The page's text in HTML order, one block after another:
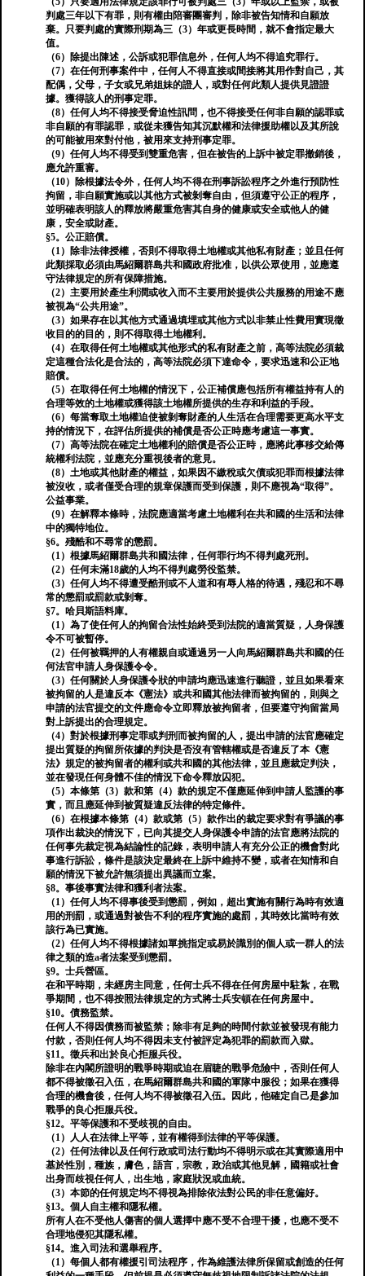
判處三年以下有罪，則有權由陪審團審判，除非被告知情和自願放
棄。只要判處的實際刑期為三（3）年或更長時間，就不會指定最大
值。
（6）除提出陳述，公訴或犯罪信息外，任何人均不得追究罪行。
（7）在任何刑事案件中，任何人不得直接或間接將其用作對自己，其
配偶，父母，子女或兄弟姐妹的證人，或對任何此類人提供見證證
據。獲得該人的刑事定罪。
（8）任何人均不得接受脅迫性訊問，也不得接受任何非自願的認罪或
非自願的有罪認罪，或從未獲告知其沉默權和法律援助權以及其所說
的可能被用來對付他，被用來支持刑事定罪。
（9）任何人均不得受到雙重危害，但在被告的上訴中被定罪撤銷後，
應允許重審。
（10）除根據法令外，任何人均不得在刑事訴訟程序之外進行預防性
拘留，非自願實施或以其他方式被剝奪自由，但須遵守公正的程序，
並明確表明該人的釋放將嚴重危害其自身的健康或安全或他人的健
康，安全或財產。
§5。公正賠償。
（1）除非法律授權，否則不得取得土地權或其他私有財產；並且任何
此類採取必須由馬紹爾群島共和國政府批准，以供公眾使用，並應遵
守法律規定的所有保障措施。
（2）主要用於產生利潤或收入而不主要用於提供公共服務的用途不應
被視為“公共用途”。
（3）如果存在以其他方式通過填埋或其他方式以非禁止性費用實現徵
收目的的目的，則不得取得土地權利。
（4）在取得任何土地權或其他形式的私有財產之前，高等法院必須裁
定這種合法化是合法的，高等法院必須下達命令，要求迅速和公正地
賠償。
（5）在取得任何土地權的情況下，公正補償應包括所有權益持有人的
合理等效的土地權或獲得該土地權所提供的生存和利益的手段。
（6）每當奪取土地權迫使被剝奪財產的人生活在合理需要更高水平支
持的情況下，在評估所提供的補償是否公正時應考慮這一事實。
（7）高等法院在確定土地權利的賠償是否公正時，應將此事移交給傳
統權利法院，並應充分重視後者的意見。
（8）土地或其他財產的權益，如果因不繳稅或欠債或犯罪而根據法律
被沒收，或者僅受合理的規章保護而受到保護，則不應視為“取得”。
公益事業。
（9）在解釋本條時，法院應適當考慮土地權利在共和國的生活和法律
中的獨特地位。
§6。殘酷和不尋常的懲罰。
（1）根據馬紹爾群島共和國法律，任何罪行均不得判處死刑。
（2）任何未滿18歲的人均不得判處勞役監禁。
（3）任何人均不得遭受酷刑或不人道和有辱人格的待遇，殘忍和不尋
常的懲罰或罰款或剝奪。
§7。哈貝斯語料庫。
（1）為了使任何人的拘留合法性始終受到法院的適當質疑，人身保護
令不可被暫停。
（2）任何被羈押的人有權親自或通過另一人向馬紹爾群島共和國的任
何法官申請人身保護令令。
（3）任何關於人身保護令狀的申請均應迅速進行聽證，並且如果看來
被拘留的人是違反本《憲法》或共和國其他法律而被拘留的，則與之
申請的法官提交的文件應命令立即釋放被拘留者，但要遵守拘留當局
對上訴提出的合理規定。
（4）對於根據刑事定罪或判刑而被拘留的人，提出申請的法官應確定
提出質疑的拘留所依據的判決是否沒有管轄權或是否違反了本《憲
法》規定的被拘留者的權利或共和國的其他法律，並且應裁定判決，
並在發現任何身體不佳的情況下命令釋放囚犯。
（5）本條第（3）款和第（4）款的規定不僅應延伸到申請人監護的事
實，而且應延伸到被質疑違反法律的特定條件。
（6）在根據本條第（4）款或第（5）款作出的裁定要求對有爭議的事
項作出裁決的情況下，已向其提交人身保護令申請的法官應將法院的
任何事先裁定視為結論性的記錄，表明申請人有充分公正的機會對此
事進行訴訟，條件是該決定最終在上訴中維持不變，或者在知情和自
願的情況下被允許無須提出異議而立案。
§8。事後事實法律和獲利者法案。
（1）任何人均不得事後受到懲罰，例如，超出實施有關行為時有效適
用的刑罰，或通過對被告不利的程序實施的處罰，其時效比當時有效
該行為已實施。
（2）任何人均不得根據諸如單挑指定或易於識別的個人或一群人的法
律之類的造a者法案受到懲罰。
§9。士兵營區。
在和平時期，未經房主同意，任何士兵不得在任何房屋中駐紮，在戰
爭期間，也不得按照法律規定的方式將士兵安頓在任何房屋中。
§10。債務監禁。
任何人不得因債務而被監禁；除非有足夠的時間付款並被發現有能力
付款，否則任何人均不得因未支付被評定為犯罪的罰款而入獄。
§11。徵兵和出於良心拒服兵役。
除非在內閣所證明的戰爭時期或迫在眉睫的戰爭危險中，否則任何人
都不得被徵召入伍，在馬紹爾群島共和國的軍隊中服役；如果在獲得
合理的機會後，任何人均不得被徵召入伍。因此，他確定自己是參加
戰爭的良心拒服兵役。
§12。平等保護和不受歧視的自由。
（1）人人在法律上平等，並有權得到法律的平等保護。
（2）任何法律以及任何行政或司法行動均不得明示或在其實際適用中
基於性別，種族，膚色，語言，宗教，政治或其他見解，國籍或社會
出身而歧視任何人，出生地，家庭狀況或血統。
（3）本節的任何規定均不得視為排除依法對公民的非任意偏好。
§13。個人自主權和隱私權。
所有人在不受他人傷害的個人選擇中應不受不合理干擾，也應不受不
合理地侵犯其隱私權。
§14。進入司法和選舉程序。
（1）每個人都有權援引司法程序，作為維護法律所保留或創造的任何